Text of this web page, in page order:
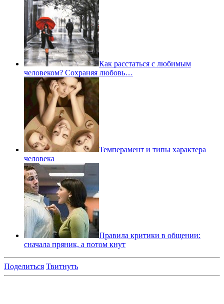
Как расстаться с любимым
человеком? Сохраняя любовь…
Темперамент и типы характера
человека
Правила критики в общении:
сначала пряник, а потом кнут
Поделиться Твитнуть